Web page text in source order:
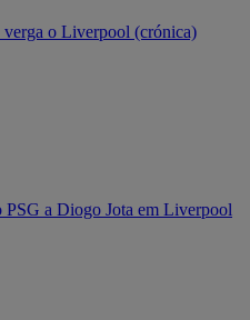
verga o Liverpool (crónica)
PSG a Diogo Jota em Liverpool